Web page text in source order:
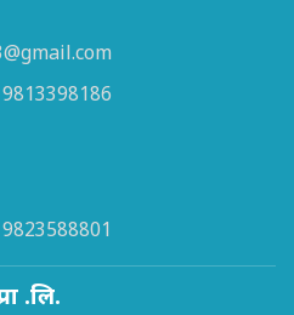
9813398186
9823588801
.लि.